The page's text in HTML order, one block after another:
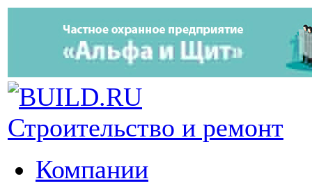
Строительство и ремонт
Компании